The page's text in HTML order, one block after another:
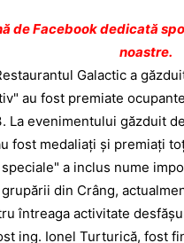
de Facebook dedicată
noastre.
Galactic a
au fost premiate
La evenimentului găzduit
fost medaliaţi şi premiaţi
a inclus nume
din Crâng,
întreaga activitate
ing. Ionel Turturică, fost